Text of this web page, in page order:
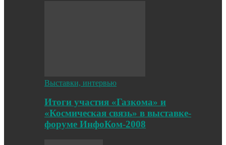
Выставки, интервью
Итоги участия «Газкома» и
«Космическая связь» в выставке-
форуме ИнфоКом-2008